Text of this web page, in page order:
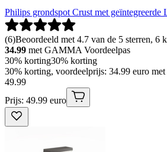
Philips grondspot Crust met
(6)Beoordeeld met 4.7 van de 5 sterren, 6
34.99 met GAMMA Voordeelpas
30% korting30% korting
30% korting, voordeelprijs: 34.99 euro
49.99
Prijs: 49.99 euro